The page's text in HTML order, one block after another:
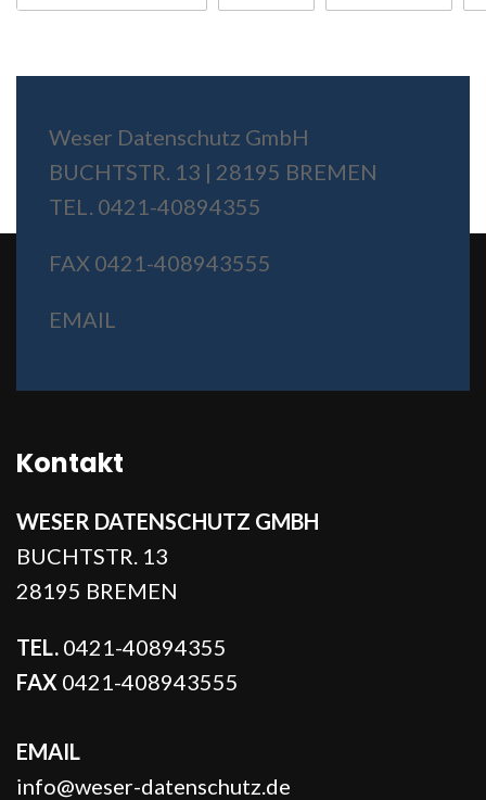
Weser Datenschutz GmbH
BUCHTSTR. 13 | 28195 BREMEN
TEL. 0421-40894355
FAX 0421-408943555
EMAIL
Kontakt
WESER DATENSCHUTZ GMBH
BUCHTSTR. 13
28195 BREMEN
TEL. 0421-40894355
FAX 0421-408943555
EMAIL
info@weser-datenschutz.de